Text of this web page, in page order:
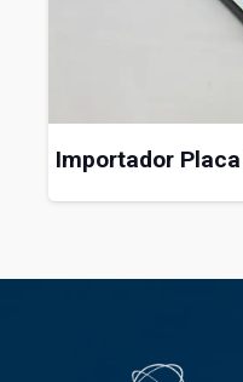
Importador